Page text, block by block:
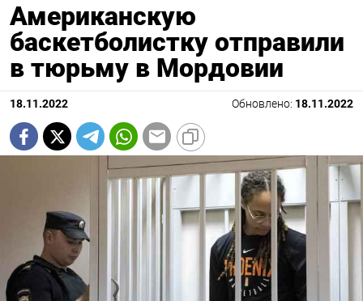
Американскую
баскетболистку отправили
в тюрьму в Мордовии
18.11.2022 Обновлено: 18.11.2022